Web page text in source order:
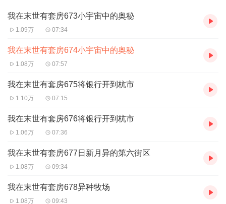
我在末世有套房673小宇宙中的奥秘
1.09万 07:34
我在末世有套房674小宇宙中的奥秘
1.08万 07:57
我在末世有套房675将银行开到杭市
1.10万 07:15
我在末世有套房676将银行开到杭市
1.06万 07:36
我在末世有套房677日新月异的第六街区
1.08万 09:34
我在末世有套房678异种牧场
1.08万 09:43